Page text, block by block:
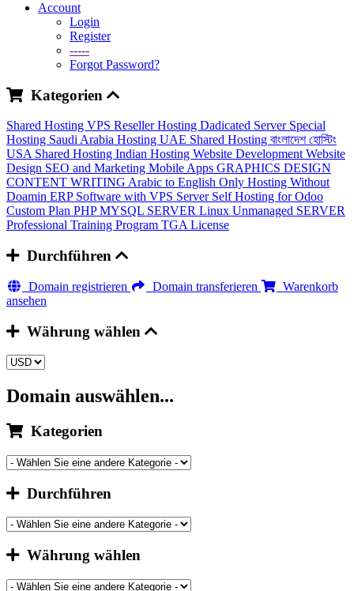
Account
Login
Register
-----
Forgot Password?
Kategorien
Shared Hosting VPS Reseller Hosting Dadicated Server Special
Hosting Saudi Arabia Hosting UAE Shared Hosting বাংলাদেশ হোস্টিং
USA Shared Hosting Indian Hosting Website DevelopmentWebsite
Design SEO and Marketing Mobile Apps GRAPHICS DESIGN
CONTENT WRITING Arabic to English Only Hosting Without
Doamin ERP Software with VPS Server Self Hosting for Odoo
Custom Plan PHP MYSQL SERVER Linux Unmanaged SERVER
Professional Training Program TGA License
Durchführen
Domain registrieren Domain transferieren
Warenkorb
ansehen
Währung wählen
Domain auswählen...
Kategorien
Durchführen
Währung wählen